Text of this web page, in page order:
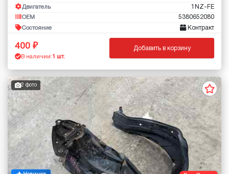
Двигатель 1NZ-FE
OEM 5380652080
Состояние Контракт
400
В наличии: 1 шт.
Добавить в корзину
2 фото